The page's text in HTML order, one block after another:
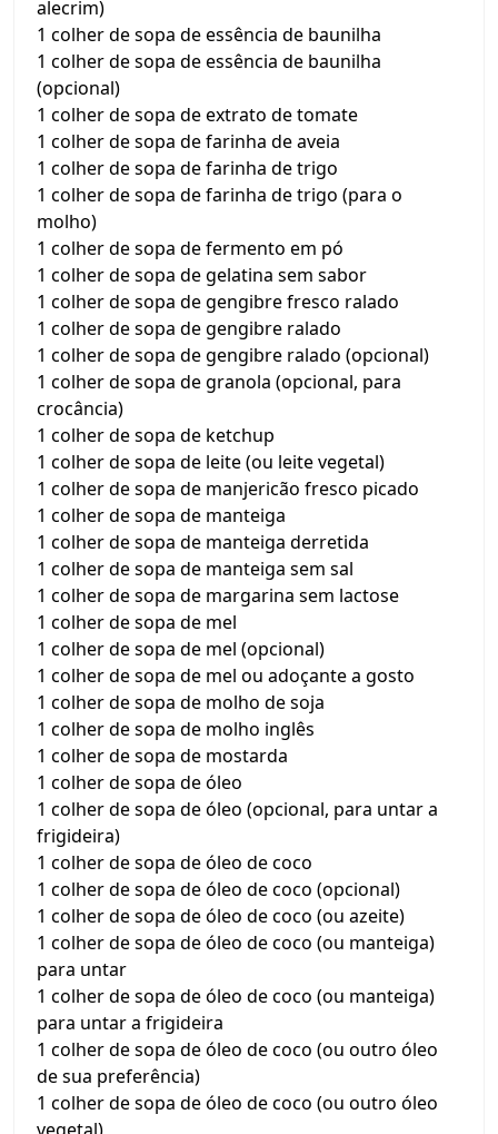
alecrim)
1 colher de sopa de essência de baunilha
1 colher de sopa de essência de baunilha
(opcional)
1 colher de sopa de extrato de tomate
1 colher de sopa de farinha de aveia
1 colher de sopa de farinha de trigo
1 colher de sopa de farinha de trigo (para o
molho)
1 colher de sopa de fermento em pó
1 colher de sopa de gelatina sem sabor
1 colher de sopa de gengibre fresco ralado
1 colher de sopa de gengibre ralado
1 colher de sopa de gengibre ralado (opcional)
1 colher de sopa de granola (opcional, para
crocância)
1 colher de sopa de ketchup
1 colher de sopa de leite (ou leite vegetal)
1 colher de sopa de manjericão fresco picado
1 colher de sopa de manteiga
1 colher de sopa de manteiga derretida
1 colher de sopa de manteiga sem sal
1 colher de sopa de margarina sem lactose
1 colher de sopa de mel
1 colher de sopa de mel (opcional)
1 colher de sopa de mel ou adoçante a gosto
1 colher de sopa de molho de soja
1 colher de sopa de molho inglês
1 colher de sopa de mostarda
1 colher de sopa de óleo
1 colher de sopa de óleo (opcional, para untar a
frigideira)
1 colher de sopa de óleo de coco
1 colher de sopa de óleo de coco (opcional)
1 colher de sopa de óleo de coco (ou azeite)
1 colher de sopa de óleo de coco (ou manteiga)
para untar
1 colher de sopa de óleo de coco (ou manteiga)
para untar a frigideira
1 colher de sopa de óleo de coco (ou outro óleo
de sua preferência)
1 colher de sopa de óleo de coco (ou outro óleo